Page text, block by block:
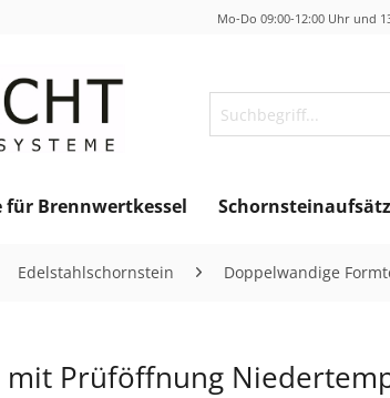
Mo-Do 09:00-12:00 Uhr und
für Brennwertkessel
Edelstahlschornstein Doppelwandige
mit Prüföffnung